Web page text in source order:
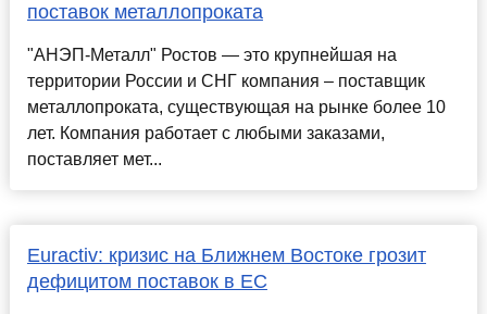
поставок металлопроката
"АНЭП-Металл" Ростов — это крупнейшая на
территории России и СНГ компания – поставщик
металлопроката, существующая на рынке более 10
лет. Компания работает с любыми заказами,
поставляет мет...
Euractiv: кризис на Ближнем Востоке грозит
дефицитом поставок в ЕС